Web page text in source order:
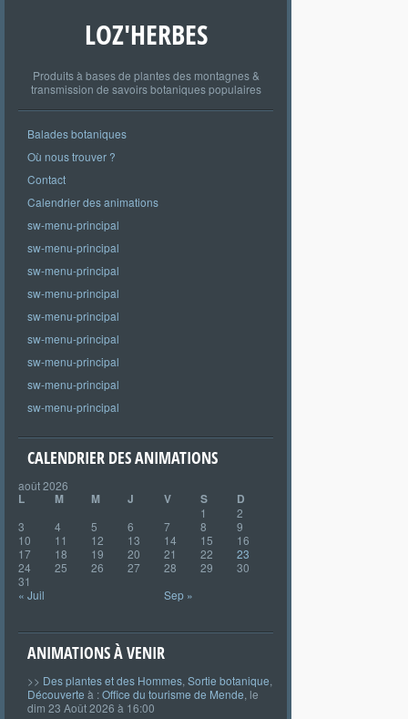
LOZ'HERBES
Produits à bases de plantes des montagnes &
transmission de savoirs botaniques populaires
Balades botaniques
Où nous trouver ?
Contact
Calendrier des animations
sw-menu-principal
sw-menu-principal
sw-menu-principal
sw-menu-principal
sw-menu-principal
sw-menu-principal
sw-menu-principal
sw-menu-principal
sw-menu-principal
CALENDRIER DES ANIMATIONS
août 2026
L M M J V S D
1
2
3
4 5 6 7 8
9
10
11 12 13 14 15
16
17
18 19 20 21 22
23
24
25 26 27 28 29
30
31
« Juil
Sep »
ANIMATIONS À VENIR
>> Des plantes et des Hommes Sortie botanique
Découverte à :Office du tourisme de Mende , le
dim 23 Août 2026 à 16:00